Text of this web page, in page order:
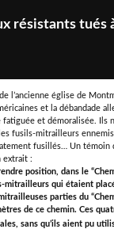
résistants tués
l’ancienne église de
et la débandade
fatiguée et démoralisée. Ils
fusils-mitrailleurs
fusillés… Un témoin
extrait :
position, dans le
qui étaient
parties du
de ce chemin. Ces
sans qu’ils aient pu